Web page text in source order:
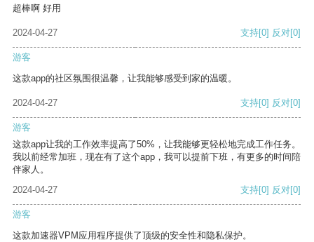
超棒啊 好用
2024-04-27 支持[0] 反对[0]
游客
这款app的社区氛围很温馨，让我能够感受到家的温暖。
2024-04-27 支持[0] 反对[0]
游客
这款app让我的工作效率提高了50%，让我能够更轻松地完成工作任务。
我以前经常加班，现在有了这个app，我可以提前下班，有更多的时间陪
伴家人。
2024-04-27
支持[0] 反对[0]
游客
这款加速器VPM应用程序提供了顶级的安全性和隐私保护。